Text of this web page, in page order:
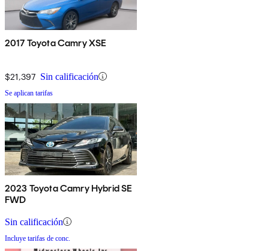
2017 Toyota Camry XSE
$21,397 Sin calificación
Se aplican tarifas
2023 Toyota Camry Hybrid SE
FWD
Sin calificación
Incluye tarifas de conc.